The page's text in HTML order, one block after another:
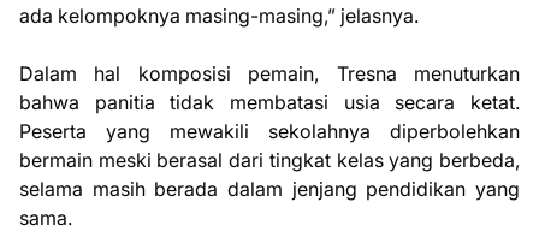
ada kelompoknya masing-masing,” jelasnya.
Dalam hal komposisi pemain, Tresna menuturkan
bahwa panitia tidak membatasi usia secara ketat.
Peserta yang mewakili sekolahnya diperbolehkan
bermain meski berasal dari tingkat kelas yang berbeda,
selama masih berada dalam jenjang pendidikan yang
sama.